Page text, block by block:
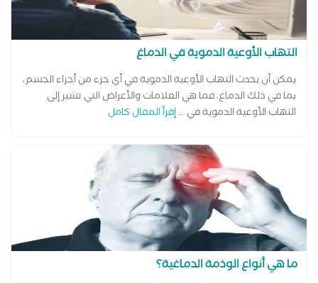
التهاب الأوعية الدموية في الدماغ
يمكن أن يحدث التهاب الأوعية الدموية في أي جزء من أجزاء الجسم،
بما في ذلك الدماغ، فما هي العلامات والأعراض التي تشير إلى
التهاب الأوعية الدموية في ...إقرأ المقال كامل
ما هي أنواع الوذمة الدماغية؟